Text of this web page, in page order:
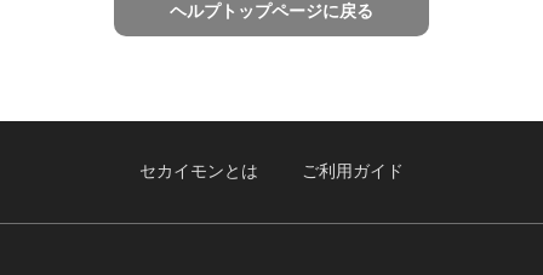
ヘルプトップページに戻る
セカイモンとは ご利用ガイド